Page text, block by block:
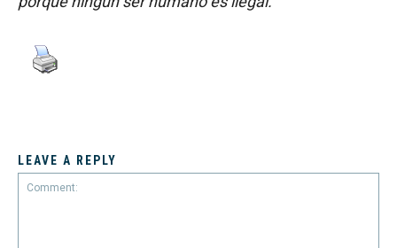
LEAVE A REPLY